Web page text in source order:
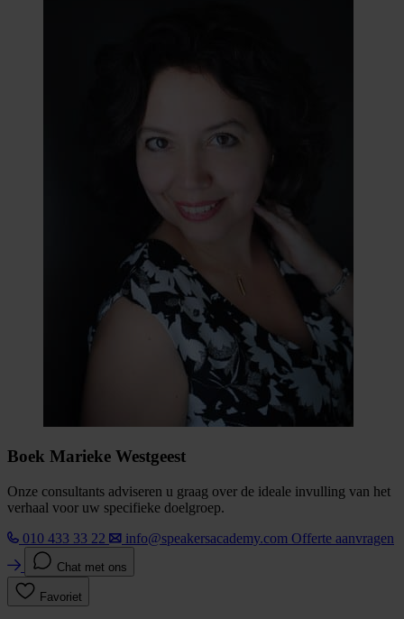
Boek Marieke Westgeest
Onze consultants adviseren u graag over de ideale invulling van het
verhaal voor uw specifieke doelgroep.
010 433 33 22
info@speakersacademy.com Offerte aanvragen
Chat met ons
Favoriet